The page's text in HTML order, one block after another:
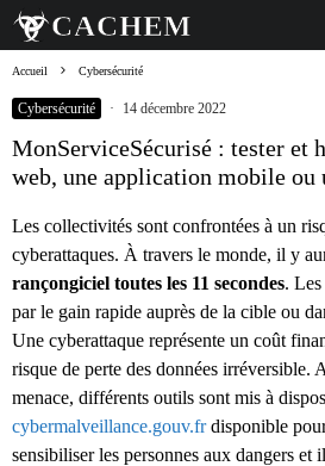
Accueil Cybersécurité
Cybersécurité · 14 décembre 2022
MonServiceSécurisé : tester et
web, une application mobile ou
Les collectivités sont confrontées à un
cyberattaques. À travers le monde, il y
rançongiciel toutes les 11 secondes. Les
par le gain rapide auprès de la cible ou
Une cyberattaque représente un coût
risque de perte des données irréversible.
menace, différents outils sont mis à
cybermalveillance.gouv.frdisponible
sensibiliser les personnes aux dangers et